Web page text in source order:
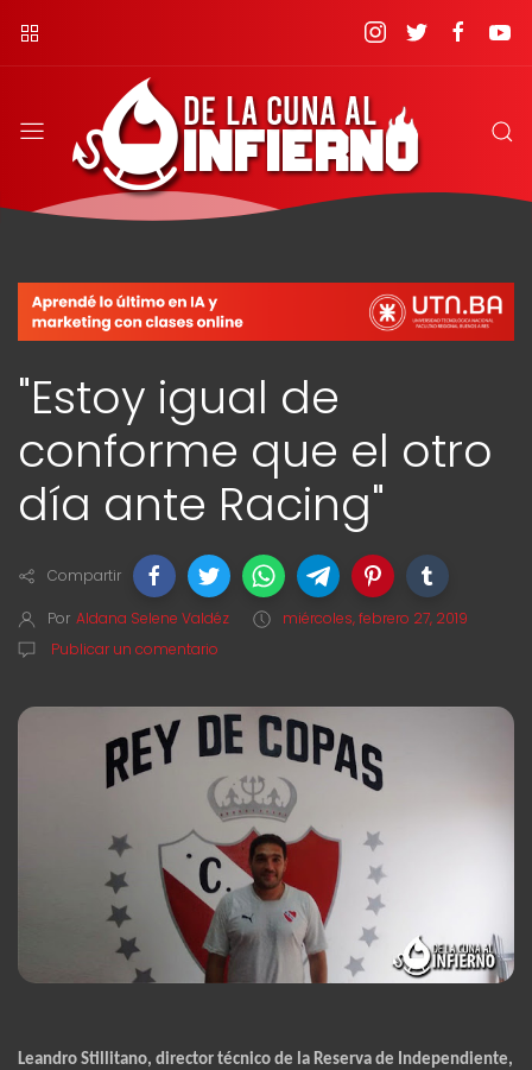
"Estoy igual de
conforme que el otro
día ante Racing"
Compartir
Por Aldana Selene Valdéz
miércoles, febrero 27, 2019
Publicar un comentario
Leandro Stillitano, director técnico de la Reserva de Independiente,